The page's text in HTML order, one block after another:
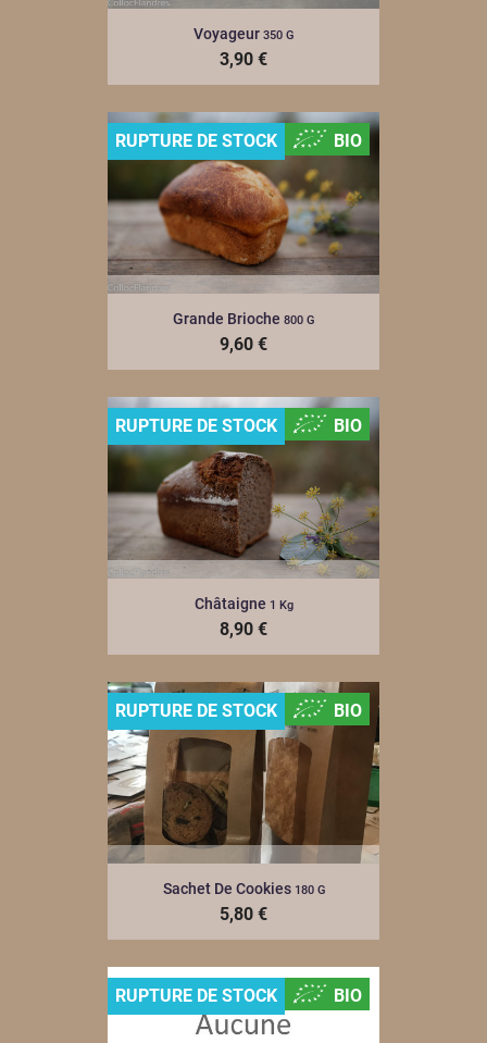
Voyageur 350 G
3,90 €
Grande Brioche 800 G
9,60 €
RUPTURE DE STOCK BIO
Châtaigne 1 Kg
8,90 €
RUPTURE DE STOCK BIO
Sachet De Cookies 180 G
5,80 €
RUPTURE DE STOCK BIO
RUPTURE DE STOCK BIO